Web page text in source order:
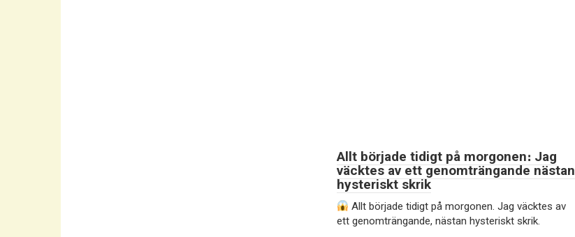
Allt började tidigt på morgonen։ Jag
väcktes av ett genomträngande nästan
hysteriskt skrik
Allt började tidigt på morgonen. Jag väcktes av
ett genomträngande, nästan hysteriskt skrik.